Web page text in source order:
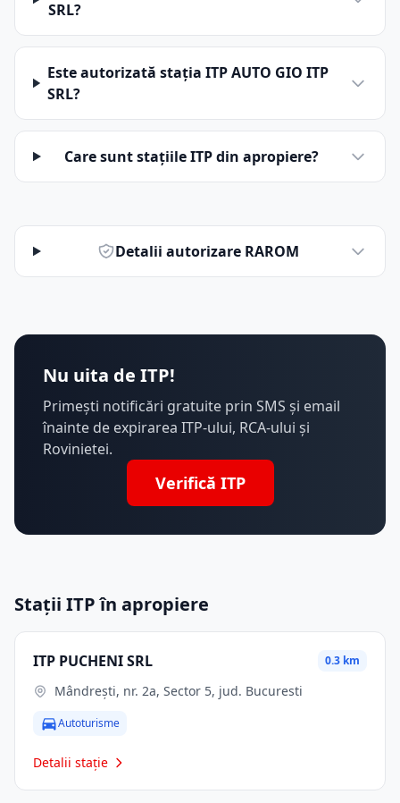
SRL?
Este autorizată stația ITP AUTO GIO ITP
SRL?
Care sunt stațiile ITP din apropiere?
Detalii autorizare RAROM
Nu uita de ITP!
Primești notificări gratuite prin SMS și email
înainte de expirarea ITP-ului, RCA-ului și
Rovinietei.
Verifică ITP
Stații ITP în apropiere
ITP PUCHENI SRL 0.3 km
Mândrești, nr. 2a, Sector 5, jud. Bucuresti
Autoturisme
Detalii stație